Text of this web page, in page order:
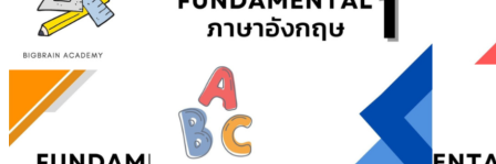
คอร์สเรียนออนไลน์
FUNDAMENTAL ชั้น ป.5
INTENSIVE ชั้นป.6
คอร์สโค้งสุดท้าย
สรุปเนื้อหาขั้นเทพ
ตะลุยโจทย์ยอดฮิต